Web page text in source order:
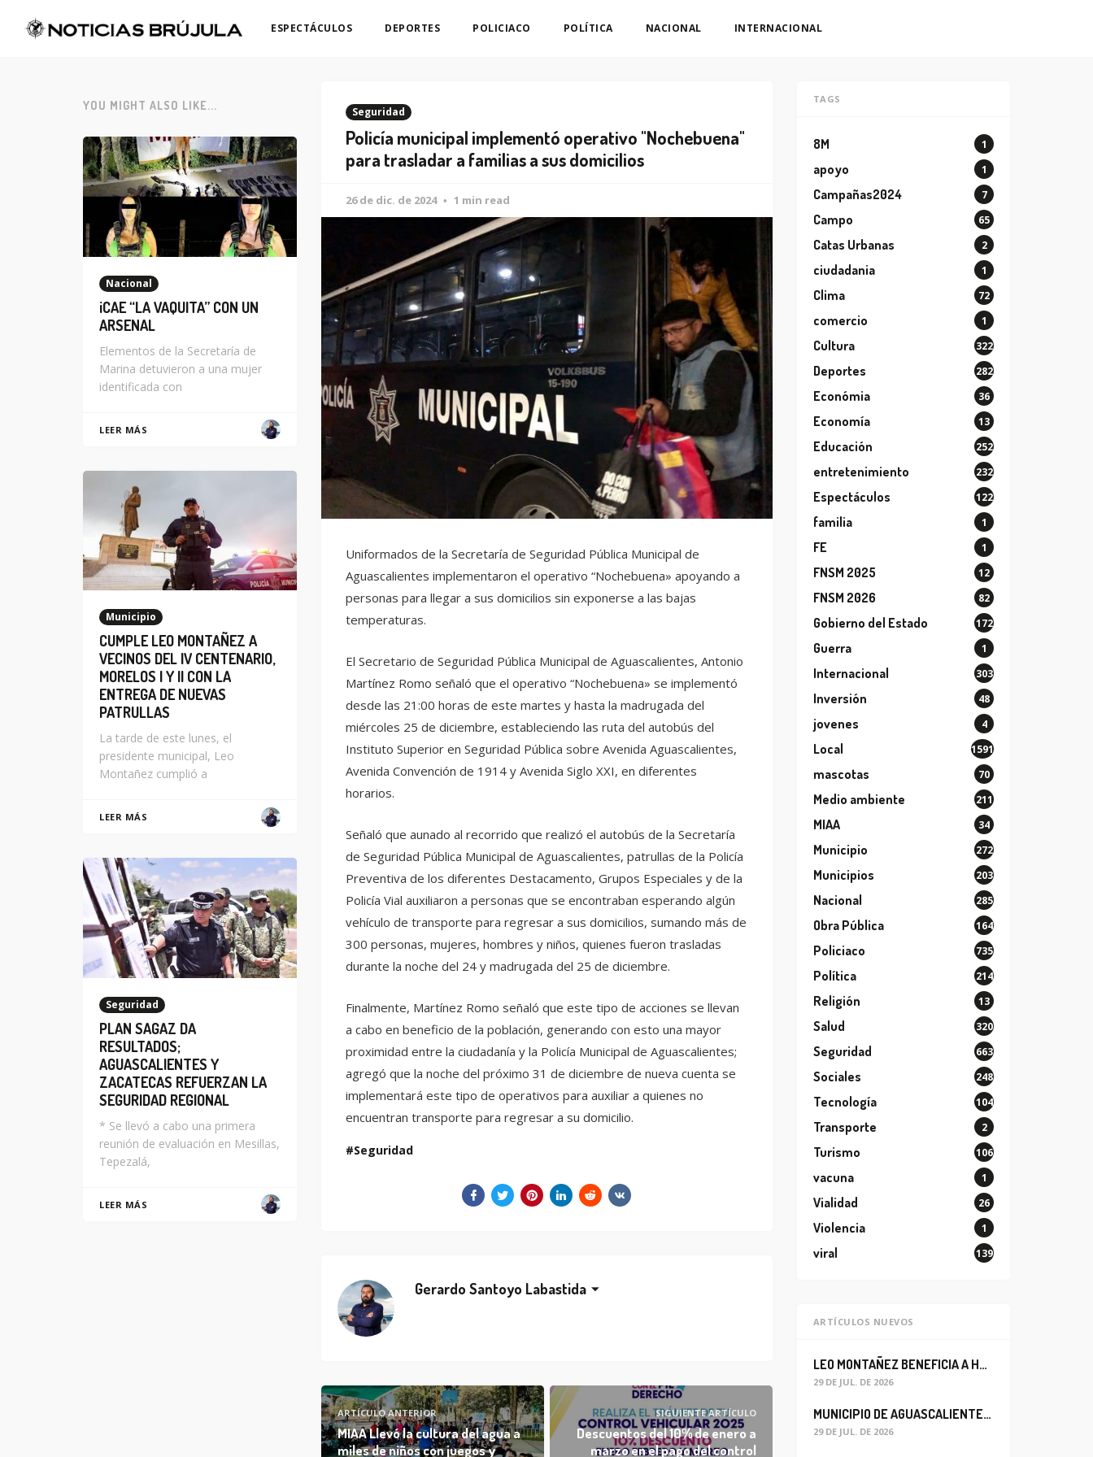
ESPECTÁCULOS DEPORTES POLICIACO POLÍTICA NACIONAL INTERNACIONAL
Seguridad
Policía municipal implementó operativo "Nochebuena"
para trasladar a familias a sus domicilios
26 de dic. de 2024 1 min read
Uniformados de la Secretaría de Seguridad Pública Municipal de
Aguascalientes implementaron el operativo “Nochebuena» apoyando a
personas para llegar a sus domicilios sin exponerse a las bajas
temperaturas.
El Secretario de Seguridad Pública Municipal de Aguascalientes, Antonio
Martínez Romo señaló que el operativo “Nochebuena» se implementó
desde las 21:00 horas de este martes y hasta la madrugada del
miércoles 25 de diciembre, estableciendo las ruta del autobús del
Instituto Superior en Seguridad Pública sobre Avenida Aguascalientes,
Avenida Convención de 1914 y Avenida Siglo XXI, en diferentes
horarios.
Señaló que aunado al recorrido que realizó el autobús de la Secretaría
de Seguridad Pública Municipal de Aguascalientes, patrullas de la Policía
Preventiva de los diferentes Destacamento, Grupos Especiales y de la
Policía Vial auxiliaron a personas que se encontraban esperando algún
vehículo de transporte para regresar a sus domicilios, sumando más de
300 personas, mujeres, hombres y niños, quienes fueron trasladas
durante la noche del 24 y madrugada del 25 de diciembre.
Finalmente, Martínez Romo señaló que este tipo de acciones se llevan
a cabo en beneficio de la población, generando con esto una mayor
proximidad entre la ciudadanía y la Policía Municipal de Aguascalientes;
agregó que la noche del próximo 31 de diciembre de nueva cuenta se
implementará este tipo de operativos para auxiliar a quienes no
encuentran transporte para regresar a su domicilio.
Seguridad
Gerardo Santoyo Labastida
ARTÍCULO ANTERIOR
MIAA Llevó la cultura del agua a
miles de niños con juegos y
SIGUIENTE ARTÍCULO
Descuentos del 10% de enero a
marzo en el pago del control
YOU MIGHT ALSO LIKE...
Nacional
¡CAE “LA VAQUITA” CON UN
ARSENAL
Elementos de la Secretaría de
Marina detuvieron a una mujer
identificada con
LEER MÁS
Municipio
CUMPLE LEO MONTAÑEZ A
VECINOS DEL IV CENTENARIO,
MORELOS I Y II CON LA
ENTREGA DE NUEVAS
PATRULLAS
La tarde de este lunes, el
presidente municipal, Leo
Montañez cumplió a
LEER MÁS
Seguridad
PLAN SAGAZ DA
RESULTADOS;
AGUASCALIENTES Y
ZACATECAS REFUERZAN LA
SEGURIDAD REGIONAL
* Se llevó a cabo una primera
reunión de evaluación en Mesillas,
Tepezalá,
LEER MÁS
TAGS
8M 1
apoyo 1
Campañas2024 7
Campo 65
Catas Urbanas 2
ciudadania 1
Clima 72
comercio 1
Cultura 322
Deportes 282
Económia 36
Economía 13
Educación 252
entretenimiento 232
Espectáculos 122
familia 1
FE 1
FNSM 2025 12
FNSM 2026 82
Gobierno del Estado 172
Guerra 1
Internacional 303
Inversión 48
jovenes 4
Local 1591
mascotas 70
Medio ambiente 211
MIAA 34
Municipio 272
Municipios 203
Nacional 285
Obra Pública 164
Policiaco 735
Política 214
Religión 13
Salud 320
Seguridad 663
Sociales 248
Tecnología 104
Transporte 2
Turismo 106
vacuna 1
Vialidad 26
Violencia 1
viral 139
ARTÍCULOS NUEVOS
LEO MONTAÑEZ BENEFICIA A HABITANTES DEL BARRIO DE LA SALUD CON MEJORA DEL ALCANTARILLADO SANITARIO
29 DE JUL. DE 2026
MUNICIPIO DE AGUASCALIENTES REABRE CIRCULACIÓN VEHICULAR EN LA CALLE JOSEFA ORTIZ DE DOMÍNGUEZ
29 DE JUL. DE 2026